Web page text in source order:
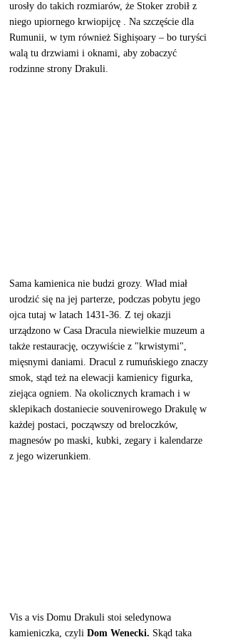
urosły do takich rozmiarów, że Stoker zrobił z
niego upiornego krwiopijcę . Na szczęście dla
Rumunii, w tym również Sighișoary – bo turyści
walą tu drzwiami i oknami, aby zobaczyć
rodzinne strony Drakuli.
Sama kamienica nie budzi grozy. Wład miał
urodzić się na jej parterze, podczas pobytu jego
ojca tutaj w latach 1431-36. Z tej okazji
urządzono w Casa Dracula niewielkie muzeum a
także restaurację, oczywiście z "krwistymi",
mięsnymi daniami. Dracul z rumuńskiego znaczy
smok, stąd też na elewacji kamienicy figurka,
ziejąca ogniem. Na okolicznych kramach i w
sklepikach dostaniecie souvenirowego Drakulę w
każdej postaci, począwszy od breloczków,
magnesów po maski, kubki, zegary i kalendarze
z jego wizerunkiem.
Vis a vis Domu Drakuli stoi seledynowa
kamieniczka, czyli Dom Wenecki. Skąd taka